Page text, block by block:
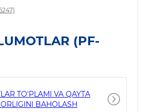
(PF-
TO'PLAMI VA QAYTA
BAHOLASH